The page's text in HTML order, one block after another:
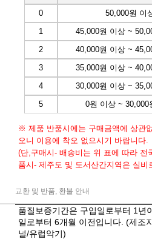
0
50,000원 이
1
45,000원 이상 ~
2
40,000원 이상 ~
3
35,000원 이상 ~
4
30,000원 이상 ~
5
0원 이상 ~ 30,000
※ 제품 반품시에는 구매금액에 상관
오니 이용에 착오 없으시기 바랍니다.
(단,구매시- 배송비는 위 표에 따라 전
품시- 제주도 및 도서산간지역은 실비
교환 및 반품, 환불 안내
품질보증기간은 구입일로부터 1년
일로부터 6개월 이전입니다. (제조
널/유럽악기)